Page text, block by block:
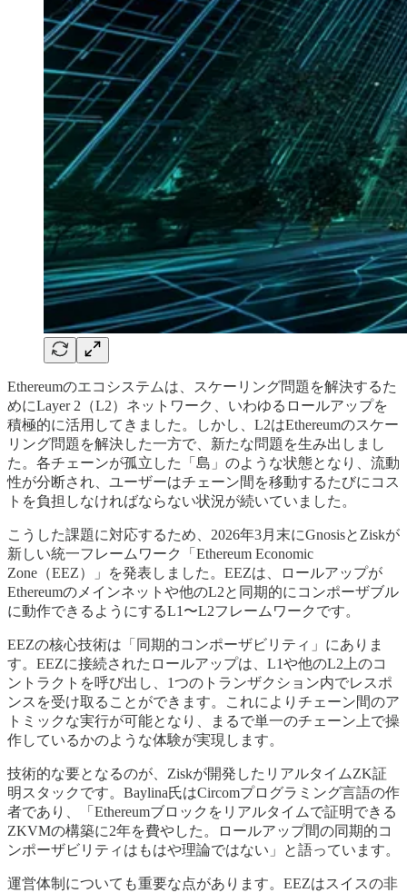
Ethereumのエコシステムは、スケーリング問題を解決するた
めにLayer 2（L2）ネットワーク、いわゆるロールアップを
積極的に活用してきました。しかし、L2はEthereumのスケー
リング問題を解決した一方で、新たな問題を生み出しまし
た。各チェーンが孤立した「島」のような状態となり、流動
性が分断され、ユーザーはチェーン間を移動するたびにコス
トを負担しなければならない状況が続いていました。
こうした課題に対応するため、2026年3月末にGnosisとZiskが
新しい統一フレームワーク「Ethereum Economic
Zone（EEZ）」を発表しました。EEZは、ロールアップが
Ethereumのメインネットや他のL2と同期的にコンポーザブル
に動作できるようにするL1〜L2フレームワークです。
EEZの核心技術は「同期的コンポーザビリティ」にありま
す。EEZに接続されたロールアップは、L1や他のL2上のコ
ントラクトを呼び出し、1つのトランザクション内でレスポ
ンスを受け取ることができます。これによりチェーン間のア
トミックな実行が可能となり、まるで単一のチェーン上で操
作しているかのような体験が実現します。
技術的な要となるのが、Ziskが開発したリアルタイムZK証
明スタックです。Baylina氏はCircomプログラミング言語の作
者であり、「Ethereumブロックをリアルタイムで証明できる
ZKVMの構築に2年を費やした。ロールアップ間の同期的コ
ンポーザビリティはもはや理論ではない」と語っています。
運営体制についても重要な点があります。EEZはスイスの非